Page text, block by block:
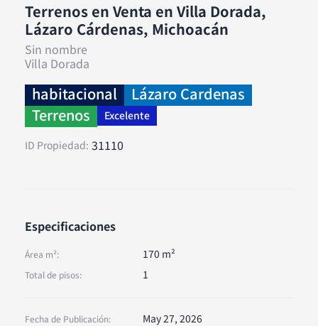
Terrenos en Venta en Villa Dorada,
Lázaro Cárdenas, Michoacán
Sin nombre
Villa Dorada
habitacional
Lázaro Cardenas
Terrenos
Excelente
ID Propiedad: 31110
Especificaciones
Área m²: 170 m²
Total de pisos: 1
Fecha de Publicación: May 27, 2026